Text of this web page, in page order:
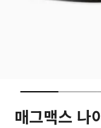
매그맥스 나